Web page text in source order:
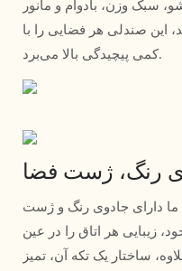
سبک وزن، بادوام و مانور
این صندلی هر فضایی را با
کمی پیچیدگی بالا می‌برد.
رنگ، ژست فضا
صندلی پلاستیکی تک تکه سری 615 ما دارای جادوی رنگ و ژست
زیبایی هر اتاق را در عین
ساختار یک تکه آن، تمیز